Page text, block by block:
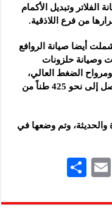
الفلاتر وتبديل الأكمام
من فرع اللاذقية.
أيضا صيانة الروافع
وصيانة حلزونات
الضغط العالي،
مشيراً إلى أن طاقة المطحنة الإنتاجية تصل إلى نحو 425 طناً من
وتم وضعها في
Te
E
ai
ar